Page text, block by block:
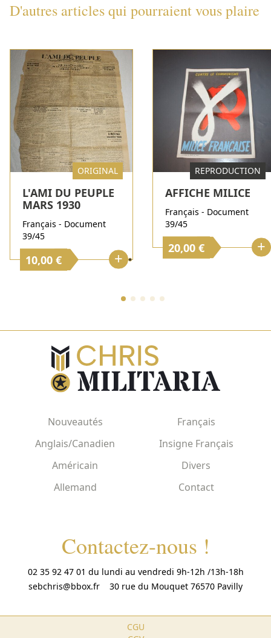
D'autres articles qui pourraient vous plaire
ORIGINAL
L'AMI DU PEUPLE
MARS 1930
Français - Document
39/45
10,00 € +
REPRODUCTION
AFFICHE MILICE
Français - Document
39/45
20,00 € +
Nouveautés
Anglais/Canadien
Américain
Allemand
Français
Insigne Français
Divers
Contact
Contactez-nous !
02 35 92 47 01 du lundi au vendredi 9h-12h /13h-18h
sebchris@bbox.fr
30 rue du Mouquet 76570 Pavilly
CGU